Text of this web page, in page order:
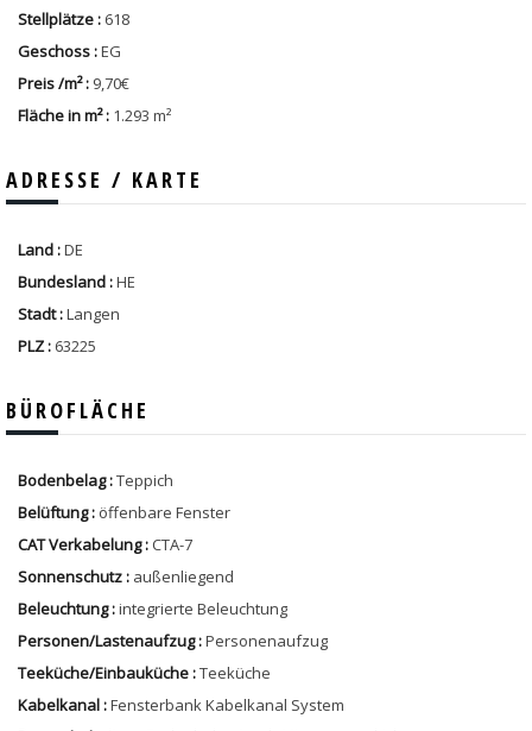
Stellplätze : 618
Geschoss :EG
Preis /m² : 9,70€
Fläche in m² : 1.293 m²
ADRESSE / KARTE
Land :DE
Bundesland :HE
Stadt :Langen
PLZ : 63225
BÜROFLÄCHE
Bodenbelag :Teppich
Belüftung : öffenbare Fenster
CAT Verkabelung : CTA-7
Sonnenschutz : außenliegend
Beleuchtung :integrierte Beleuchtung
Personen/Lastenaufzug :Personenaufzug
Teeküche/Einbauküche :Teeküche
Kabelkanal :Fensterbank Kabelkanal System